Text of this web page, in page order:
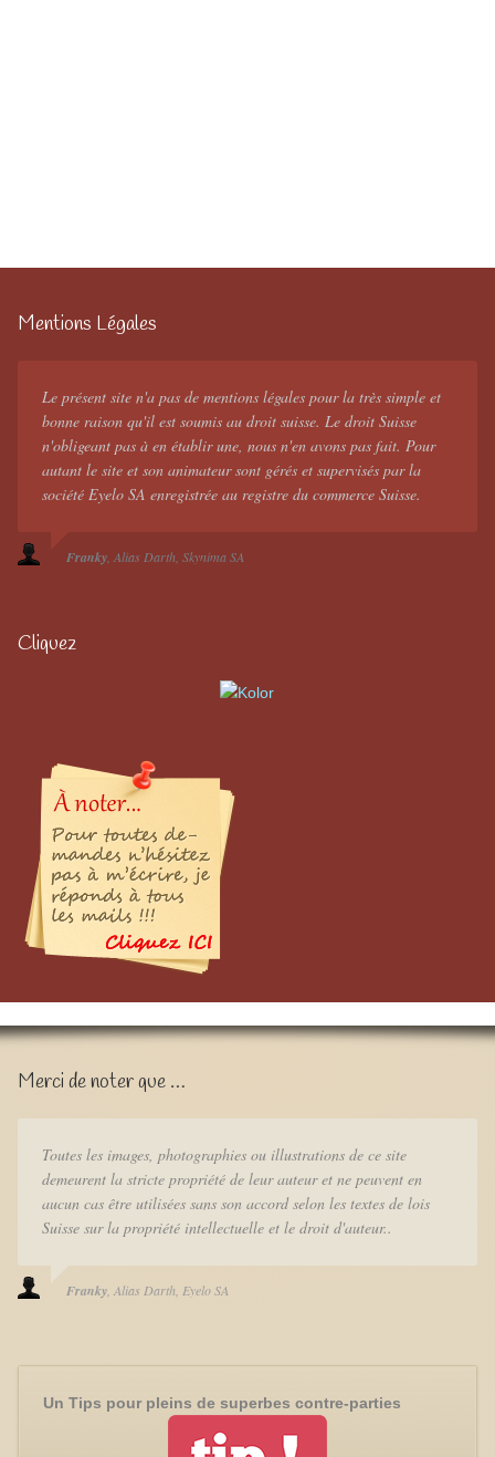
Mentions Légales
Le présent site n'a pas de mentions légales pour la très simple et
bonne raison qu'il est soumis au droit suisse. Le droit Suisse
n'obligeant pas à en établir une, nous n'en avons pas fait. Pour
autant le site et son animateur sont gérés et supervisés par la
société Eyelo SA enregistrée au registre du commerce Suisse.
Franky Alias Darth Skynima SA
Cliquez
Merci de noter que …
Toutes les images, photographies ou illustrations de ce site
demeurent la stricte propriété de leur auteur et ne peuvent en
aucun cas être utilisées sans son accord selon les textes de lois
Suisse sur la propriété intellectuelle et le droit d'auteur..
Franky Alias Darth Eyelo SA
Un Tips pour pleins de superbes contre-parties